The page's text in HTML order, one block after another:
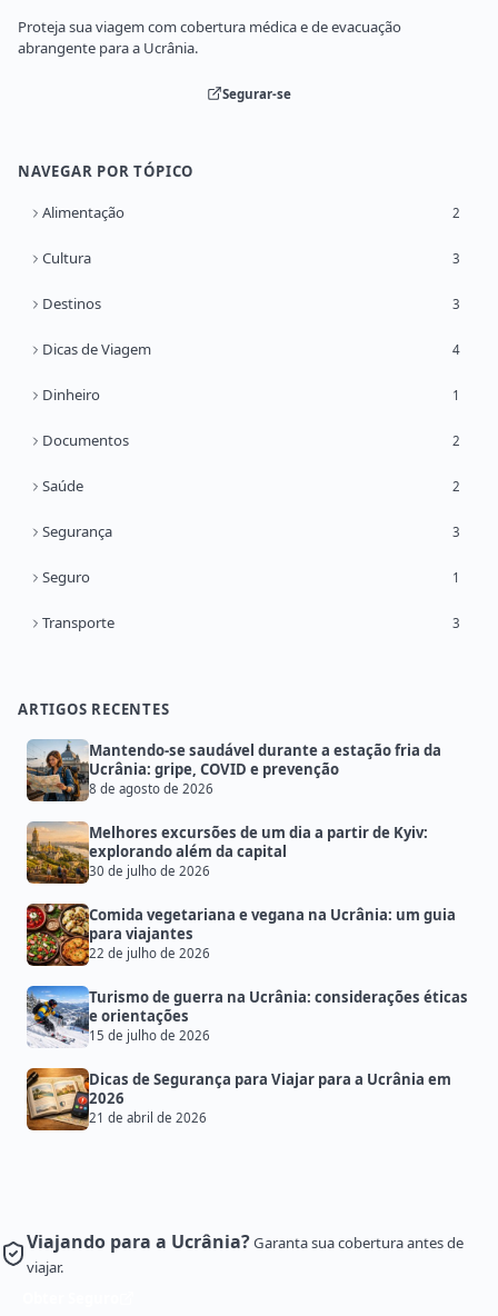
Proteja sua viagem com cobertura médica e de evacuação
abrangente para a Ucrânia.
Segurar-se
NAVEGAR POR TÓPICO
Alimentação 2
Cultura 3
Destinos 3
Dicas de Viagem 4
Dinheiro 1
Documentos 2
Saúde 2
Segurança 3
Seguro 1
Transporte 3
ARTIGOS RECENTES
Mantendo-se saudável durante a estação fria da
Ucrânia: gripe, COVID e prevenção
8 de agosto de 2026
Melhores excursões de um dia a partir de Kyiv:
explorando além da capital
30 de julho de 2026
Comida vegetariana e vegana na Ucrânia: um guia
para viajantes
22 de julho de 2026
Turismo de guerra na Ucrânia: considerações éticas
e orientações
15 de julho de 2026
Dicas de Segurança para Viajar para a Ucrânia em
2026
21 de abril de 2026
Viajando para a Ucrânia?Garanta sua cobertura antes de
viajar.